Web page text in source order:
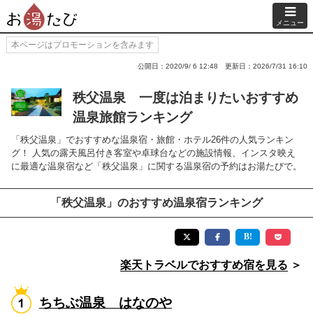
メニュー
本ページはプロモーションを含みます
公開日：2020/9/ 6 12:48 更新日：2026/7/31 16:10
秩父温泉 一度は泊まりたいおすすめ
温泉旅館ランキング
「秩父温泉」でおすすめな温泉宿・旅館・ホテル26件の人気ランキン
グ！ 人気の露天風呂付き客室や卓球台などの施設情報、インスタ映え
に最適な温泉宿など「秩父温泉」に関する温泉宿の予約はお湯たびで。
「秩父温泉」のおすすめ温泉宿ランキング
楽天トラベルでおすすめ宿を見る ＞
ちちぶ温泉 はなのや